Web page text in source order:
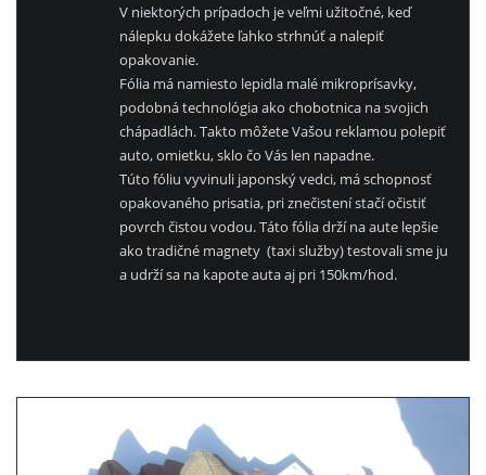
V niektorých prípadoch je veľmi užitočné, keď
nálepku dokážete ľahko strhnúť a nalepiť
opakovanie.
Fólia má namiesto lepidla malé mikroprísavky,
podobná technológia ako chobotnica na svojich
chápadlách. Takto môžete Vašou reklamou polepiť
auto, omietku, sklo čo Vás len napadne.
Túto fóliu vyvinuli japonský vedci, má schopnosť
opakovaného prisatia, pri znečistení stačí očistiť
povrch čistou vodou. Táto fólia drží na aute lepšie
ako tradičné magnety (taxi služby) testovali sme ju
a udrží sa na kapote auta aj pri 150km/hod.